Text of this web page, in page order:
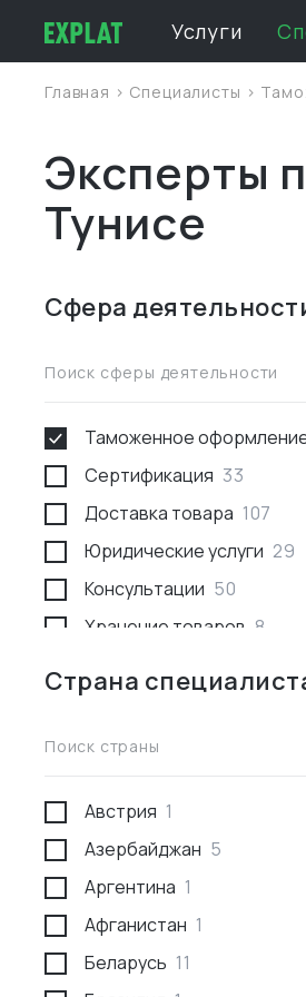
Услуги
Главная > Специалисты >
Эксперты
Тунисе
Сфера
Поиск сферы деятельности
Таможенное
Сертификация 33
Доставка товара 107
Юридические услуги 29
Консультации 50
Хранение товаров 8
Проведение переговоров
Сотрудники за границей
Разработка и
Проверка поставщика
Участие в выставках
Анализ рынка
Консалтинг по
собственности
Страна
Поиск страны
Австрия 1
Азербайджан 5
Аргентина 1
Афганистан 1
Беларусь 11